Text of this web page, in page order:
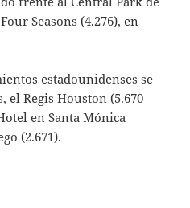
Seasons (4.276), en
estadounidenses se
el Regis Houston (5.670
en Santa Mónica
(2.671).